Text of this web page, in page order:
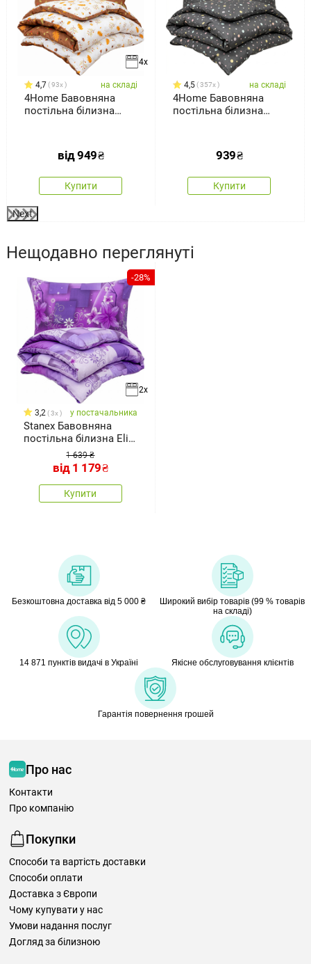
4x
4,7 93x на складі
4Home Бавовняна
постільна білизна
від949₴
Купити
4,5 357x на складі
4Home Бавовняна
постільна білизна
939₴
Купити
Next
Нещодавно переглянуті
-28%
2x
3,2 3x у постачальника
Stanex Бавовняна
постільна білизна Elis,
140 x 2001 639 ₴
від1 179₴
Купити
Безкоштовна доставка від 5 000 ₴
Широкий вибір товарів (99 % товарів
на складі)
14 871 пунктів видачі в Україні Якісне обслуговування клієнтів
Гарантія повернення грошей
Про нас
Контакти
Про компанію
Покупки
Способи та вартість доставки
Способи оплати
Доставка з Європи
Чому купувати у нас
Умови надання послуг
Догляд за білизною